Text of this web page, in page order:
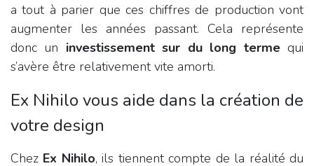
a tout à parier que ces chiffres de production vont
augmenter les années passant. Cela représente
donc un investissement sur du long termequi
s’avère être relativement vite amorti.
Ex Nihilo vous aide dans la création de
votre design
Chez Ex Nihilo, ils tiennent compte de la réalité du